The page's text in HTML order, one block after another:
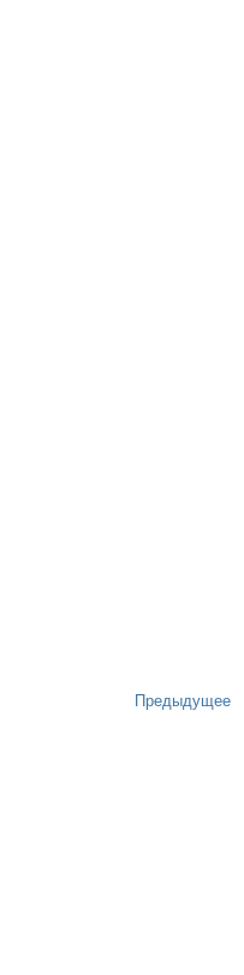
Предыдущее